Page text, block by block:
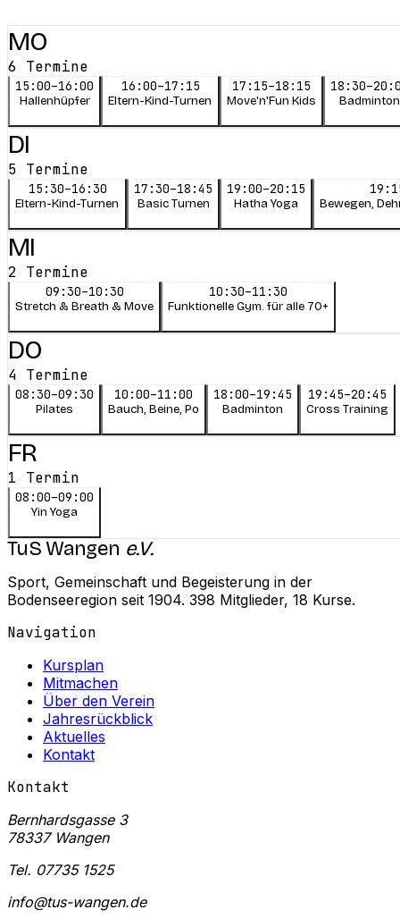
MO
6 Termine
15:00–16:00
Hallenhüpfer
16:00–17:15
Eltern-Kind-Turnen
17:15–18:15
Move'n'Fun Kids Badminton
DI
5 Termine
15:30–16:30
Eltern-Kind-Turnen
17:30–18:45
Basic Turnen
19:00–20:15
Hatha Yoga Bewegen,
MI
2 Termine
09:30–10:30
Stretch & Breath & Move
10:30–11:30
Funktionelle Gym. für alle 70+
DO
4 Termine
08:30–09:30
Pilates
10:00–11:00
Bauch, Beine, Po
18:00–19:45
Badminton
19:45–20:45
Cross Training
FR
1 Termin
08:00–09:00
Yin Yoga
TuS Wangen e.V.
Sport, Gemeinschaft und Begeisterung in der
Bodenseeregion seit 1904. 398 Mitglieder, 18 Kurse.
Navigation
Kursplan
Mitmachen
Über den Verein
Jahresrückblick
Aktuelles
Kontakt
Kontakt
Bernhardsgasse 3
78337 Wangen
Tel. 07735 1525
info@tus-wangen.de